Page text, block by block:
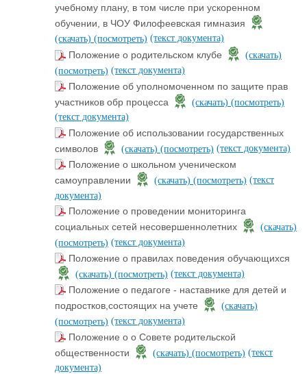
учебному плану, в том числе при ускоренном
обучении, в ЧОУ Филофеевская гимназия
(скачать) (посмотреть) (текст документа)
Положение о родительском клубе
(скачать)
(посмотреть) (текст документа)
Положение об уполномоченном по защите прав
участников обр процесса
(скачать) (посмотреть)
(текст документа)
Положение об использовании государственных
символов
(скачать) (посмотреть) (текст документа)
Положение о школьном ученическом
самоуправлении
(скачать) (посмотреть) (текст
документа)
Положение о проведении мониторинга
социальных сетей несовершеннолетних
(скачать)
(посмотреть) (текст документа)
Положение о правилах поведения обучающихся
(скачать) (посмотреть) (текст документа)
Положение о педагоге - наставнике для детей и
подростков,состоящих на учете
(скачать)
(посмотреть) (текст документа)
Положение о о Совете родительской
общественности
(скачать) (посмотреть) (текст
документа)